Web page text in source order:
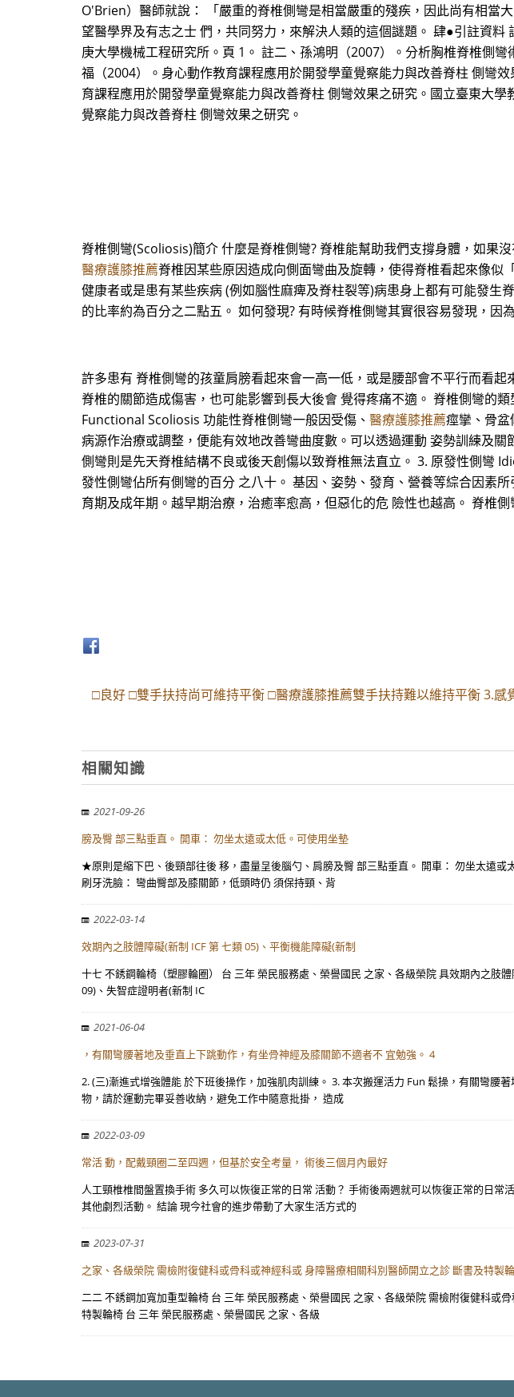
O'Brien）醫師就說： 「嚴重的脊椎側彎是相當嚴重的殘疾，因此尚有相當
望醫學界及有志之士 們，共同努力，來解決人類的這個謎題。 肆●引註資
庚大學機械工程研究所。頁 1。 註二、孫鴻明（2007）。分析胸椎脊椎側
福（2004）。身心動作教育課程應用於開發學童覺察能力與改善脊柱 側彎
育課程應用於開發學童覺察能力與改善脊柱 側彎效果之研究。國立臺東大
覺察能力與改善脊柱 側彎效果之研究。
脊椎側彎(Scoliosis)簡介 什麼是脊椎側彎? 脊椎能幫助我們支撐身體，如果
醫療護膝推薦脊椎因某些原因造成向側面彎曲及旋轉，使得脊椎看起來像似
健康者或是患有某些疾病 (例如腦性麻痺及脊柱裂等)病患身上都有可能發
的比率約為百分之二點五。 如何發現? 有時候脊椎側彎其實很容易發現，因
許多患有 脊椎側彎的孩童肩膀看起來會一高一低，或是腰部會不平行而看
脊椎的關節造成傷害，也可能影響到長大後會 覺得疼痛不適。 脊椎側彎的
Functional Scoliosis 功能性脊椎側彎一般因受傷、 醫療護膝推薦痙攣、骨
病源作治療或調整，便能有效地改善彎曲度數。可以透過運動 姿勢訓練及
側彎則是先天脊椎結構不良或後天創傷以致脊椎無法直立。 3. 原發性側彎
發性側彎佔所有側彎的百分 之八十。 基因、姿勢、發育、營養等綜合因素
育期及成年期。越早期治療，治癒率愈高，但惡化的危 險性也越高。 脊椎
□良好 □雙手扶持尚可維持平衡 □醫療護膝推薦雙手扶持難以維持平衡 3.感
相關知識
2021-09-26
膀及臀 部三點垂直。 開車： 勿坐太遠或太低。可使用坐墊
★原則是縮下巴、後頸部往後 移，盡量呈後腦勺、肩膀及臀 部三點垂直。 開車： 勿坐太遠
刷牙洗臉： 彎曲臀部及膝關節，低頭時仍 須保持頸、背
2022-03-14
效期內之肢體障礙(新制 ICF 第 七類 05)、平衡機能障礙(新制
十七 不銹鋼輪椅（塑膠輪圈） 台 三年 榮民服務處、榮譽國民 之家、各級榮院 具效期內之肢
09)、失智症證明者(新制 IC
2021-06-04
，有關彎腰著地及垂直上下跳動作，有坐骨神經及膝關節不適者不 宜勉強。 4
2. (三)漸進式增強體能 於下班後操作，加強肌肉訓練。 3. 本次搬運活力 Fun 鬆操，有關彎腰
物，請於運動完畢妥善收納，避免工作中隨意批掛， 造成
2022-03-09
常活 動，配戴頸圈二至四週，但基於安全考量， 術後三個月內最好
人工頸椎椎間盤置換手術 多久可以恢復正常的日常 活動？ 手術後兩週就可以恢復正常的日
其他劇烈活動。 結論 現今社會的進步帶動了大家生活方式的
2023-07-31
之家、各級榮院 需檢附復健科或骨科或神經科或 身障醫療相關科別醫師開立之診 斷書及特製
二二 不銹鋼加寬加重型輪椅 台 三年 榮民服務處、榮譽國民 之家、各級榮院 需檢附復健科或
特製輪椅 台 三年 榮民服務處、榮譽國民 之家、各級